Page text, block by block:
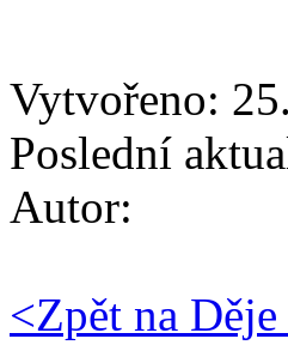
Vytvořeno:
Poslední
Autor:
<Zpět na